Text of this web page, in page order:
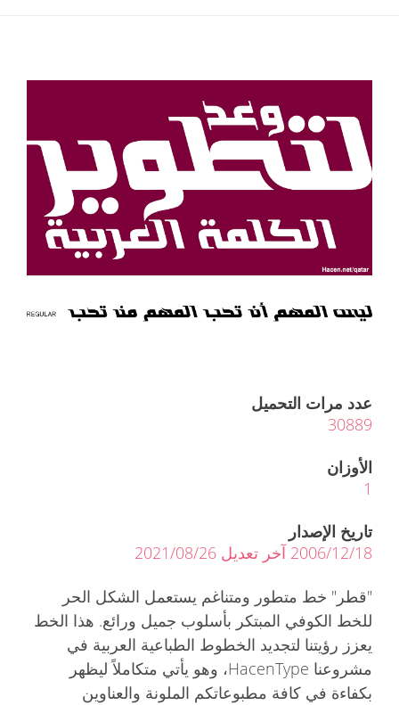
عدد مرات التحميل
30889
الأوزان
1
تاريخ الإصدار
2006/12/18 آخر تعديل 2021/08/26
"قطر" خط متطور ومتناغم يستعمل الشكل الحر
للخط الكوفي المبتكر بأسلوب جميل ورائع. هذا الخط
يعزز رؤيتنا لتجديد الخطوط الطباعية العربية في
مشروعنا HacenType، وهو يأتي متكاملاً ليظهر
بكفاءة في كافة مطبوعاتكم الملونة والعناوين